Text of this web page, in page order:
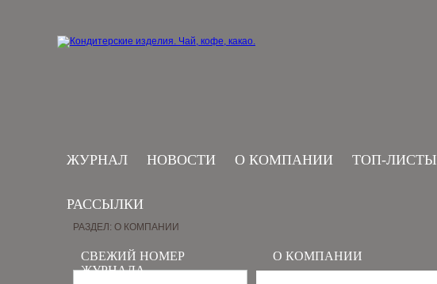
ЖУРНАЛ НОВОСТИ О КОМПАНИИ ТОП-ЛИСТЫ
РАССЫЛКИ
СВЕЖИЙ НОМЕР
ЖУРНАЛА
РАЗДЕЛ: О КОМПАНИИ
О КОМПАНИИ